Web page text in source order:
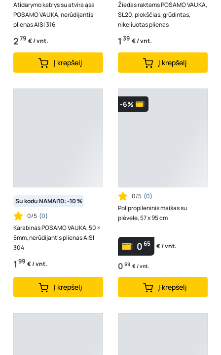
Atidarymo kablys su atvira ąsa
POSAMO VAUKA, nerūdijantis
plienas AISI 316
279 € / vnt.
Į krepšelį
Žiedas raktams POSAMO VAUKA,
SL20, plokščias, grūdintas,
nikeliuotas plienas
1 39 € / vnt.
Į krepšelį
Su kodu NAMAI10: -10 %
0/5 (0)
Karabinas POSAMO VAUKA, 50 ×
5mm, nerūdijantis plienas AISI
304
1 99 € / vnt.
Į krepšelį
-6%
0/5 (0)
Polipropileninis maišas su
plėvele, 57 x 95 cm
065 € / vnt.
0 69 € / vnt.
Į krepšelį